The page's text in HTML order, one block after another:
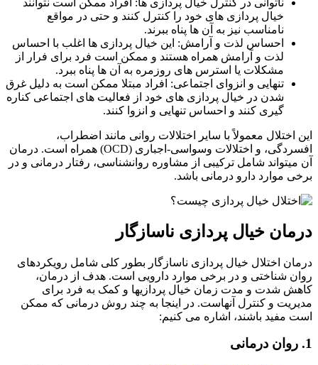
خیال پردازی های خود را کنترل کنند و حتی در مواقع
نامناسب نیز به آن ها پناه ببرند.
احساس لذت و آرامش: این خیال پردازی ها اغلب با احساس
لذت و آرامش همراه هستند و ممکن است فرد برای فرار از
مشکلات یا استرس های روزمره به آن ها پناه ببرد.
تنهایی و انزوای اجتماعی: افراد مبتلا ممکن است به دلیل غرق
شدن در خیال پردازی های خود از فعالیت های اجتماعی کناره
گیری کنند و احساس تنهایی و انزوا کنند.
معمولاً با سایر اختلالات روانی مانند اضطراب،
افسردگی، و اختلالات وسواسی-اجباری (OCD) همراه است. درمان
شامل ترکیبی از مشاوره روانشناسی، رفتار درمانی و در
موارد دارو درمانی باشد.
خیال پردازی ناسازگار
اختلال خیال پردازی ناسازگار بطور کلی شامل رویکردهای
شناختی و در برخی موارد دارویی است. هدف از درمان،
شدت و مدت زمان خیال پردازیها و کمک به فرد برای
و کنترل آنهاست. در اینجا به چند روش درمانی که ممکن
مفید باشند، اشاره می کنیم: